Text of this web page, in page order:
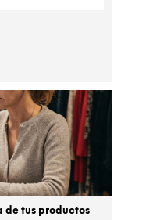
de tus productos